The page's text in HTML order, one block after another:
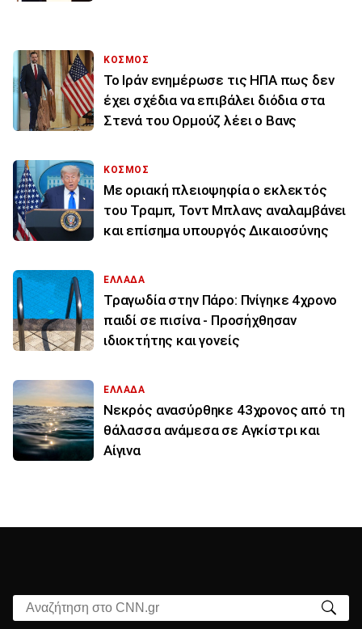
ΚΟΣΜΟΣ
To Ιράν ενημέρωσε τις ΗΠΑ πως δεν
έχει σχέδια να επιβάλει διόδια στα
Στενά του Ορμούζ λέει ο Βανς
ΚΟΣΜΟΣ
Με οριακή πλειοψηφία ο εκλεκτός
του Τραμπ, Τοντ Μπλανς αναλαμβάνει
και επίσημα υπουργός Δικαιοσύνης
ΕΛΛΑΔΑ
Τραγωδία στην Πάρο: Πνίγηκε 4χρονο
παιδί σε πισίνα - Προσήχθησαν
ιδιοκτήτης και γονείς
ΕΛΛΑΔΑ
Νεκρός ανασύρθηκε 43χρονος από τη
θάλασσα ανάμεσα σε Αγκίστρι και
Αίγινα
Αναζήτηση στο CNN.gr